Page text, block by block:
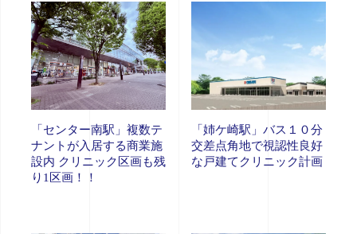
「センター南駅」複数テ
ナントが入居する商業施
設内 クリニック区画も残
り1区画！！
「姉ケ崎駅」バス１０分
交差点角地で視認性良好
な戸建てクリニック計画